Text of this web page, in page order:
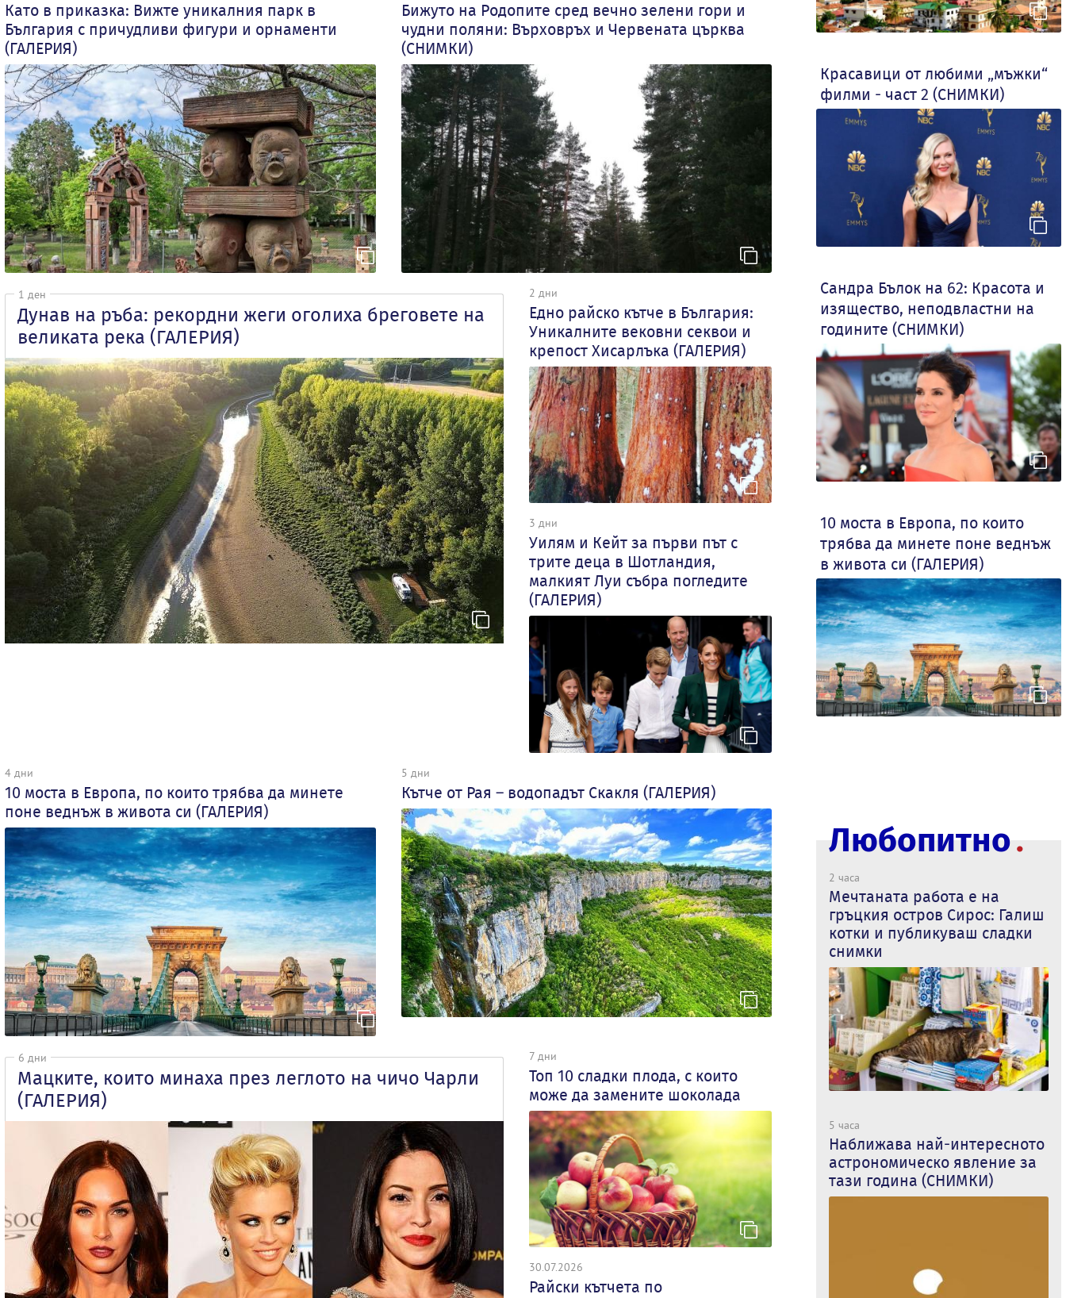
Като в приказка: Вижте уникалния парк в
България с причудливи фигури и орнаменти
(ГАЛЕРИЯ)
Бижуто на Родопите сред вечно зелени гори и
чудни поляни: Върховръх и Червената църква
(СНИМКИ)
1 ден
Дунав на ръба: рекордни жеги оголиха бреговете на
великата река (ГАЛЕРИЯ)
2 дни
Едно райско кътче в България:
Уникалните вековни секвои и
крепост Хисарлъка (ГАЛЕРИЯ)
3 дни
Уилям и Кейт за първи път с
трите деца в Шотландия,
малкият Луи събра погледите
(ГАЛЕРИЯ)
4 дни
10 моста в Европа, по които трябва да минете
поне веднъж в живота си (ГАЛЕРИЯ)
5 дни
Кътче от Рая – водопадът Скакля (ГАЛЕРИЯ)
6 дни
Мацките, които минаха през леглото на чичо Чарли
(ГАЛЕРИЯ)
7 дни
Топ 10 сладки плода, с които
може да замените шоколада
30.07.2026
Райски кътчета по
Красавици от любими „мъжки“
филми - част 2 (СНИМКИ)
Сандра Бълок на 62: Красота и
изящество, неподвластни на
годините (СНИМКИ)
10 моста в Европа, по които
трябва да минете поне веднъж
в живота си (ГАЛЕРИЯ)
Любопитно
2 часа
Мечтаната работа е на
гръцкия остров Сирос: Галиш
котки и публикуваш сладки
снимки
5 часа
Наближава най-интересното
астрономическо явление за
тази година (СНИМКИ)